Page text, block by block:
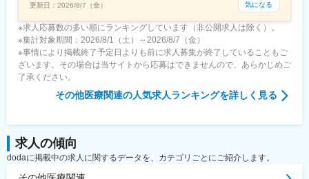
更新日： 2026/8/7（金） 気になる
※求人応募数の多い順にランキングしています（非公開求人は除く）。
※集計対象期間：2026/8/1（土）～2026/8/7（金）
※事情により掲載終了予定日よりも前に求人募集が終了していることもご
ざいます。その場合は当サイトから応募はできませんので、あらかじめご
了承ください。
その他医療関連の人気求人ランキングを詳しく見る
求人の傾向
dodaに掲載中の求人に関するデータを、カテゴリごとにご紹介します。